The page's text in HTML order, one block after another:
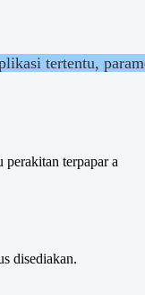
tertentu,
terpapar a
disediakan.